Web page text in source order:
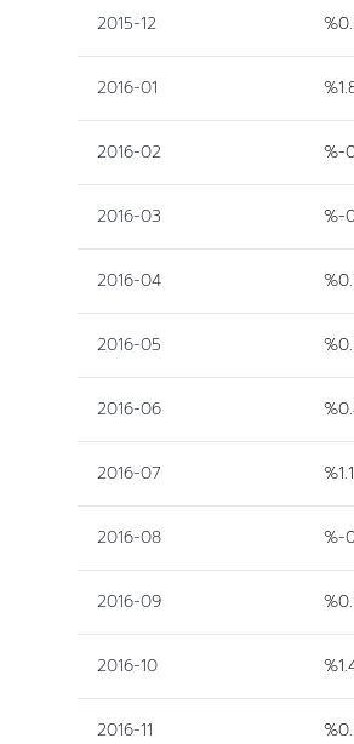
2015-12
2016-01
2016-02 %-
2016-03 %-
2016-04
2016-05
2016-06
2016-07
2016-08 %-
2016-09
2016-10
2016-11